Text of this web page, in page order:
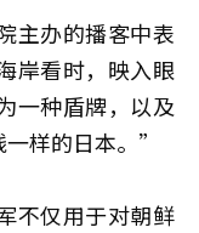
主办的播客中表
岸看时，映入眼
一种盾牌，以及
样的日本。”
不仅用于对朝鲜